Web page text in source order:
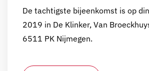
De tachtigste bijeenkomst is op
2019 in De Klinker, Van
6511 PK Nijmegen.